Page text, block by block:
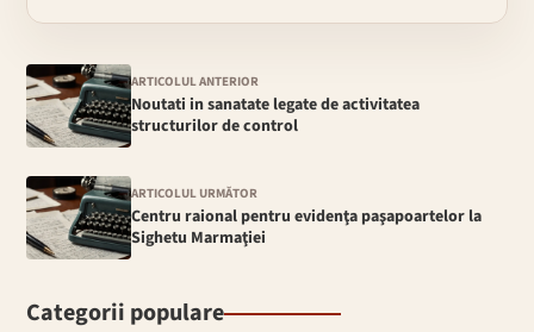
ARTICOLUL ANTERIOR
Noutati in sanatate legate de activitatea
structurilor de control
ARTICOLUL URMĂTOR
Centru raional pentru evidenţa paşapoartelor la
Sighetu Marmaţiei
Categorii populare